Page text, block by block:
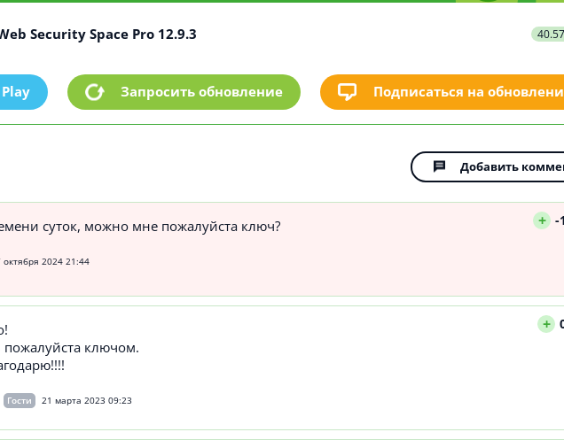
Security Space Pro 12.9.3
Запросить обновление Подписаться на
Добавить
суток, можно мне пожалуйста ключ?
октября 2024 21:44
+ -1
пожалуйста ключом.
Гости 21 марта 2023 09:23
+